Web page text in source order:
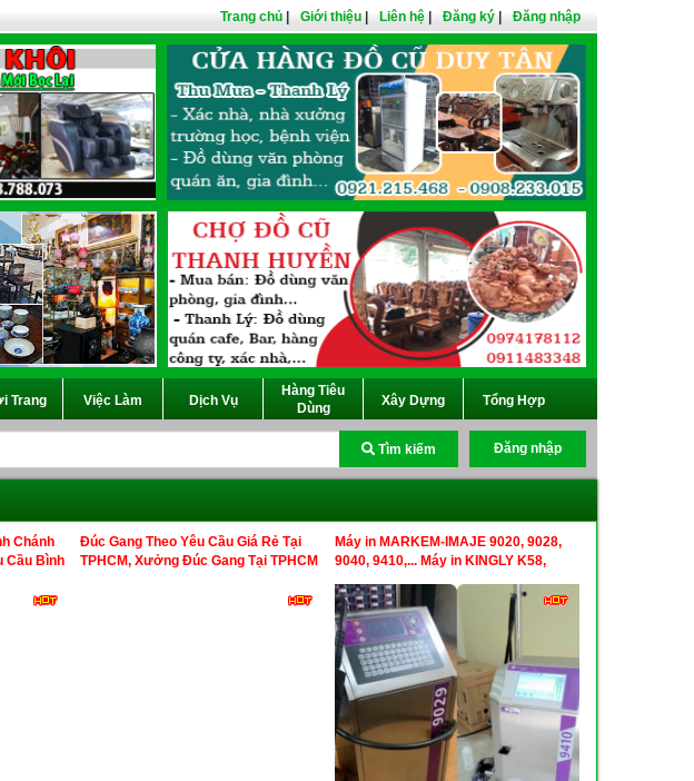
Trang chủ Giới thiệu Liên hệ Đăng ký Đăng nhập
Trang Việc Làm Dịch Vụ
Hàng Tiêu
Dùng
Xây Dựng Tổng Hợp
Tìm kiếm Đăng nhập
Chánh
Cầu Bình
Đúc Gang Theo Yêu Cầu Giá Rẻ Tại
TPHCM, Xưởng Đúc Gang Tại TPHCM
Máy in MARKEM-IMAJE 9020, 9028,
9040, 9410,... Máy in KINGLY K58,